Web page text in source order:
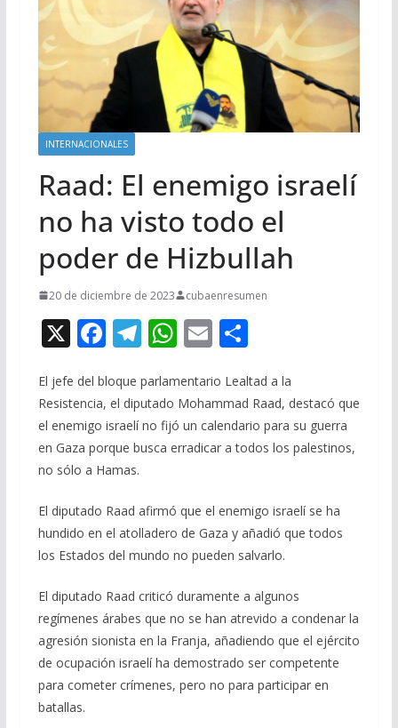
INTERNACIONALES
Raad: El enemigo israelí
no ha visto todo el
poder de Hizbullah
20 de diciembre de 2023 cubaenresumen
X F
e
b
o
o
k
T
e
gr
a
W
at
s
A
p
E
ai
l
C
m
p
ar
r
El jefe del bloque parlamentario Lealtad a la
Resistencia, el diputado Mohammad Raad, destacó que
el enemigo israelí no fijó un calendario para su guerra
en Gaza porque busca erradicar a todos los palestinos,
no sólo a Hamas.
El diputado Raad afirmó que el enemigo israelí se ha
hundido en el atolladero de Gaza y añadió que todos
los Estados del mundo no pueden salvarlo.
El diputado Raad criticó duramente a algunos
regímenes árabes que no se han atrevido a condenar la
agresión sionista en la Franja, añadiendo que el ejército
de ocupación israelí ha demostrado ser competente
para cometer crímenes, pero no para participar en
batallas.